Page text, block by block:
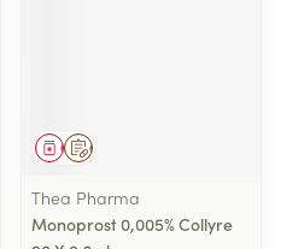
Op voorschrift
Geneesmiddel
Thea Pharma
Monoprost 0,005% Collyre